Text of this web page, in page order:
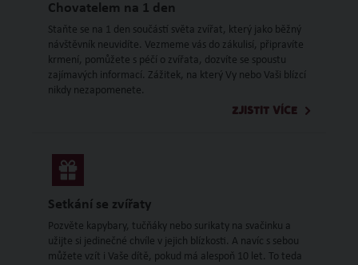
Chovatelem na 1 den
Staňte se na 1 den součástí světa zvířat, který jako běžný
návštěvník neuvidíte. Vezmeme vás do zákulisí, připravíte
krmení, pomůžete s péčí o zvířata, dozvíte se spoustu
zajímavých informací. Zážitek, na který Vy nebo Vaši blízcí
nikdy nezapomenete.
ZJISTIT VÍCE
Setkání se zvířaty
Pozvěte kapybary, tučňáky nebo surikaty na svačinku a
užijte si jedinečné chvíle v jejich blízkosti. A navíc s sebou
můžete vzít i Vaše dítě, pokud má alespoň 10 let. To teda